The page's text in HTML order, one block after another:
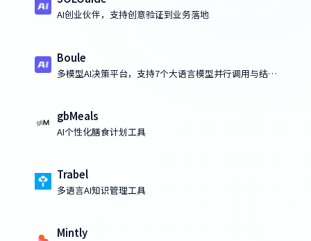
AI创业伙伴，支持创意验证到业务落地
Boule
多模型AI决策平台，支持7个大语言模型并行调用与结果
gbMeals
AI个性化膳食计划工具
Trabel
多语言AI知识管理工具
Mintly